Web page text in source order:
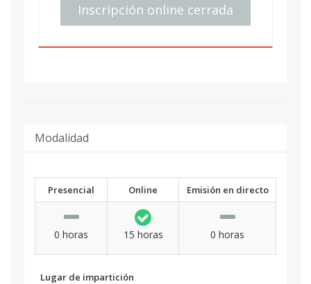
Inscripción online cerrada
Modalidad
Presencial Online Emisión en directo
0 horas 15 horas 0 horas
Lugar de impartición